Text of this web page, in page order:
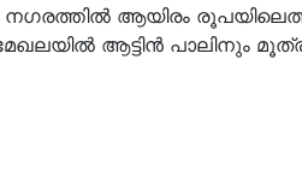
നഗരത്തിൽ ആയിരം
ആട്ടിന്‍ പാലിനും